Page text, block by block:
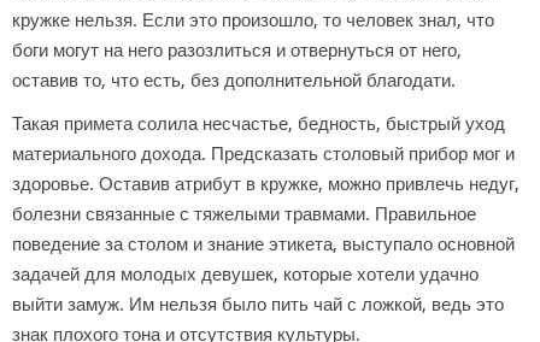
кружке нельзя. Если это произошло, то человек знал, что
боги могут на него разозлиться и отвернуться от него,
оставив то, что есть, без дополнительной благодати.
Такая примета солила несчастье, бедность, быстрый уход
материального дохода. Предсказать столовый прибор мог и
здоровье. Оставив атрибут в кружке, можно привлечь недуг,
болезни связанные с тяжелыми травмами. Правильное
поведение за столом и знание этикета, выступало основной
задачей для молодых девушек, которые хотели удачно
выйти замуж. Им нельзя было пить чай с ложкой, ведь это
знак плохого тона и отсутствия культуры.